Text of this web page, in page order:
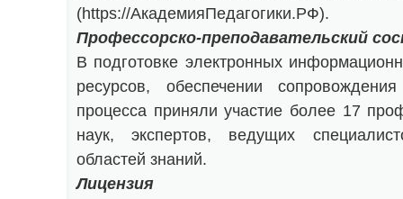
(https://АкадемияПедагогики.РФ).
Профессорско-преподавательский
В подготовке электронных
ресурсов, обеспечении сопровождения
процесса приняли участие более 17
наук, экспертов, ведущих
областей знаний.
Лицензия